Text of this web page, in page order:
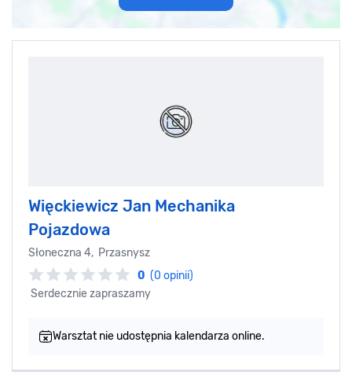
Więckiewicz Jan Mechanika
Pojazdowa
Słoneczna 4, Przasnysz
0 (0 opinii)
Serdecznie zapraszamy
Warsztat nie udostępnia kalendarza online.